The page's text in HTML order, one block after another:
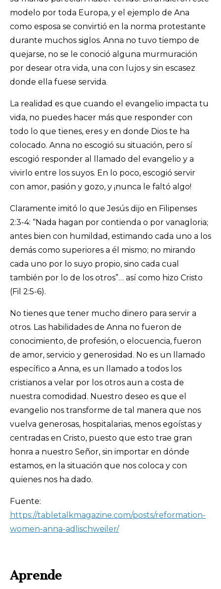
modelo por toda Europa, y el ejemplo de Ana
como esposa se convirtió en la norma protestante
durante muchos siglos. Anna no tuvo tiempo de
quejarse, no se le conoció alguna murmuración
por desear otra vida, una con lujos y sin escasez
donde ella fuese servida.
La realidad es que cuando el evangelio impacta tu
vida, no puedes hacer más que responder con
todo lo que tienes, eres y en donde Dios te ha
colocado. Anna no escogió su situación, pero sí
escogió responder al llamado del evangelio y a
vivirlo entre los suyos. En lo poco, escogió servir
con amor, pasión y gozo, y ¡nunca le faltó algo!
Claramente imitó lo que Jesús dijo en Filipenses
2:3-4: “Nada hagan por contienda o por vanagloria;
antes bien con humildad, estimando cada uno a los
demás como superiores a él mismo; no mirando
cada uno por lo suyo propio, sino cada cual
también por lo de los otros”… así como hizo Cristo
(Fil 2:5-6).
No tienes que tener mucho dinero para servir a
otros. Las habilidades de Anna no fueron de
conocimiento, de profesión, o elocuencia, fueron
de amor, servicio y generosidad. No es un llamado
específico a Anna, es un llamado a todos los
cristianos a velar por los otros aun a costa de
nuestra comodidad. Nuestro deseo es que el
evangelio nos transforme de tal manera que nos
vuelva generosas, hospitalarias, menos egoístas y
centradas en Cristo, puesto que esto trae gran
honra a nuestro Señor, sin importar en dónde
estamos, en la situación que nos coloca y con
quienes nos ha dado.
Fuente:
https://tabletalkmagazine.com/posts/reformation-
women-anna-adlischweiler/
Aprende